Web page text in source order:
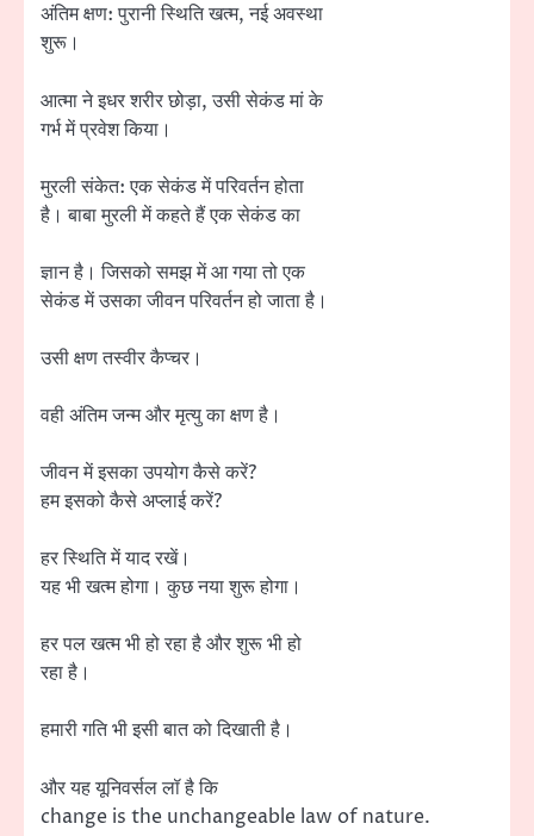
अंतिम क्षण: पुरानी स्थिति खत्म, नई अवस्था
शुरू।
आत्मा ने इधर शरीर छोड़ा, उसी सेकंड मां के
गर्भ में प्रवेश किया।
मुरली संकेत: एक सेकंड में परिवर्तन होता
है। बाबा मुरली में कहते हैं एक सेकंड का
ज्ञान है। जिसको समझ में आ गया तो एक
सेकंड में उसका जीवन परिवर्तन हो जाता है।
उसी क्षण तस्वीर कैप्चर।
वही अंतिम जन्म और मृत्यु का क्षण है।
जीवन में इसका उपयोग कैसे करें?
हम इसको कैसे अप्लाई करें?
हर स्थिति में याद रखें।
यह भी खत्म होगा। कुछ नया शुरू होगा।
हर पल खत्म भी हो रहा है और शुरू भी हो
रहा है।
हमारी गति भी इसी बात को दिखाती है।
और यह यूनिवर्सल लॉ है कि
change is the unchangeable law of nature.